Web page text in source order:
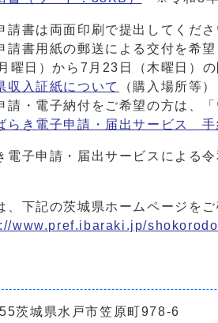
書は両面印刷で提出してくださ
書用紙の郵送による交付を希望
曜日）から7月23日（木曜日）
収入証紙について
（購入場所等）
・電子納付をご希望の方は、「
らき電子申請・届出サービス 手
電子申請・届出サービスによる
下記の茨城県ホームページをご
www.pref.ibaraki.jp/
茨城県水戸市笠原町978-6